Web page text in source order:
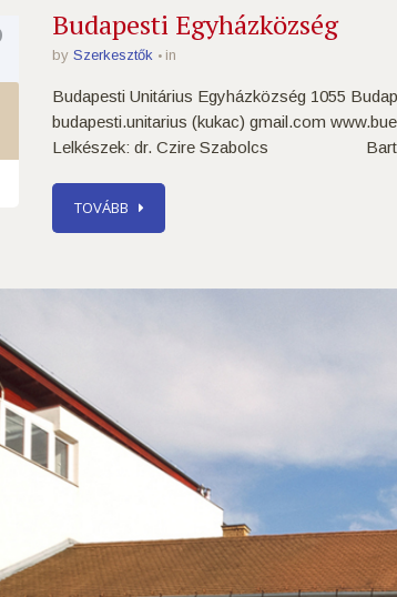
Budapesti Egyházközség
by Szerkesztők in
Budapesti Unitárius Egyházközség 1055
budapesti.unitarius (kukac) gmail.com
Lelkészek: dr. Czire Szabolcs Bartha-
TOVÁBB